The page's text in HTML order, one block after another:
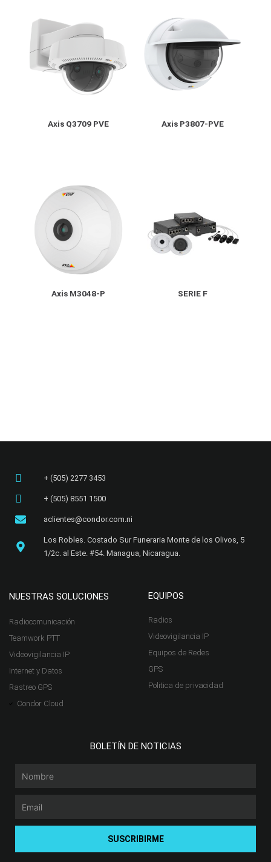
Axis Q3709 PVE Axis P3807-PVE
Axis M3048-P SERIE F
+ (505) 2277 3453​
+ (505) 8551 1500
aclientes@condor.com.ni
Los Robles. Costado Sur Funeraria Monte de los Olivos, 5
1/2c. al Este. #54. Managua, Nicaragua.​
NUESTRAS SOLUCIONES
Radiocomunicación
Teamwork PTT
Videovigilancia IP
Internet y Datos
Rastreo GPS
Condor Cloud
EQUIPOS
Radios
Videovigilancia IP
Equipos de Redes
GPS
Politica de privacidad
BOLETÍN DE NOTICIAS
SUSCRIBIRME